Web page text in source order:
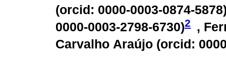
(orcid: 0000-0003-0874-5878
0000-0003-2798-6730)2
,
Carvalho Araújo (orcid: